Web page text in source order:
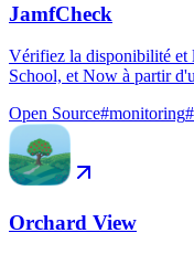
JamfCheck
Vérifiez la disponibilité et
School, et Now à partir
Open Source#monitoring#
Orchard View